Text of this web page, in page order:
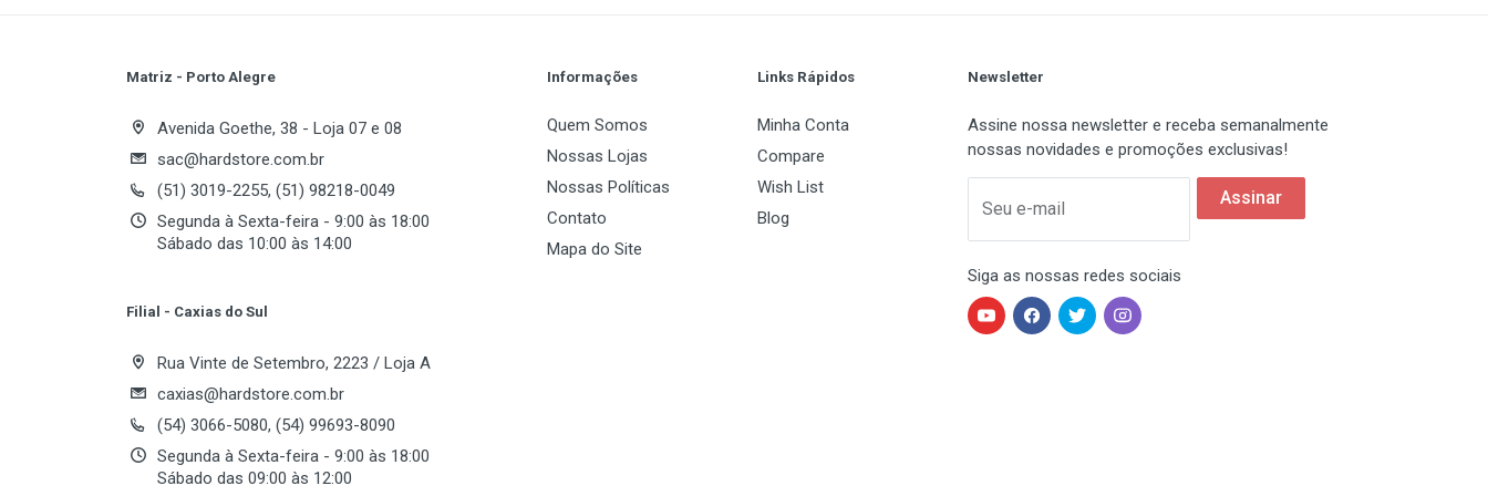
Sistema Plug & Play
Cartões compatíveis
Memory Stick (MS)
Memory Stick Pro (MSP)
SDHC
Memory Stick Duo (MSD)
Memory Stick Pro Duo (MSPD)
MiniSD
Review Stars Email Address
Matriz - Porto Alegre
Avenida Goethe, 38 - Loja 07 e 08
sac@hardstore.com.br
(51) 3019-2255, (51) 98218-0049
Segunda à Sexta-feira - 9:00 às 18:00
Sábado das 10:00 às 14:00
Filial - Caxias do Sul
Rua Vinte de Setembro, 2223 / Loja A
caxias@hardstore.com.br
(54) 3066-5080, (54) 99693-8090
Segunda à Sexta-feira - 9:00 às 18:00
Sábado das 09:00 às 12:00
Informações
Quem Somos
Nossas Lojas
Nossas Políticas
Contato
Mapa do Site
Links Rápidos
Minha Conta
Compare
Wish List
Blog
Newsletter
Assine nossa newsletter e receba semanalmente
nossas novidades e promoções exclusivas!
Seu e-mail
Assinar
Siga as nossas redes sociais